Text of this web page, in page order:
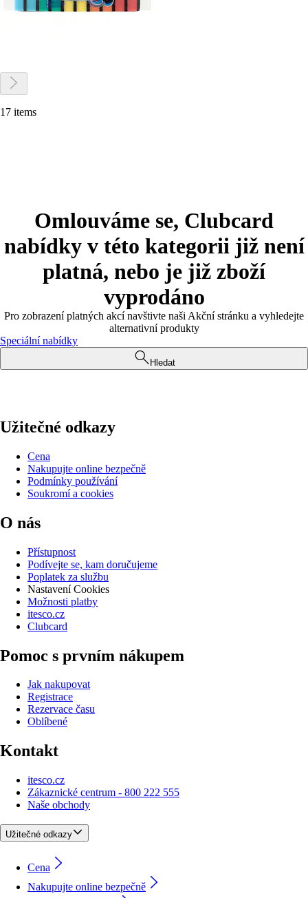
17 items
Omlouváme se, Clubcard
nabídky v této kategorii již není
platná, nebo je již zboží
vyprodáno
Pro zobrazení platných akcí navštivte naši Akční stránku a vyhledejte
alternativní produkty
Speciální nabídky
Hledat
Užitečné odkazy
Cena
Nakupujte online bezpečně
Podmínky používání
Soukromí a cookies
O nás
Přístupnost
Podívejte se, kam doručujeme
Poplatek za službu
Nastavení Cookies
Možnosti platby
itesco.cz
Clubcard
Pomoc s prvním nákupem
Jak nakupovat
Registrace
Rezervace času
Oblíbené
Kontakt
itesco.cz
Zákaznické centrum - 800 222 555
Naše obchody
Užitečné odkazy
Cena
Nakupujte online bezpečně